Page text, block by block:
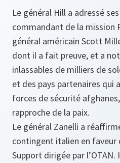
Le général Hill a adressé
commandant de la mission
général américain Scott
dont il a fait preuve, et a
inlassables de milliers de
et des pays partenaires qui
forces de sécurité
rapproche de la paix.
Le général Zanelli a
contingent italien en faveur
Support dirigée par